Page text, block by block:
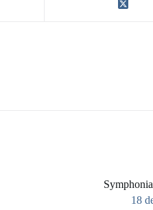
18